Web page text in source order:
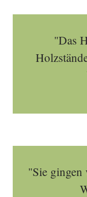
"Das
"Sie